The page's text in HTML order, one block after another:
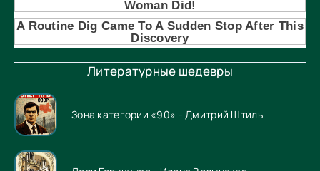
Литературные шедевры
Зона категории «90» - Дмитрий Штиль